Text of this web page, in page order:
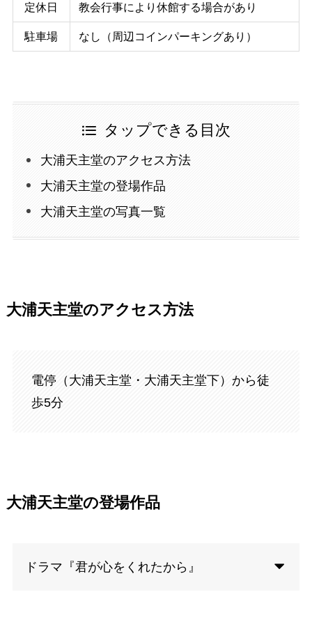
定休日 教会行事により休館する場合があり
駐車場 なし（周辺コインパーキングあり）
タップできる目次
大浦天主堂のアクセス方法
大浦天主堂の登場作品
大浦天主堂の写真一覧
大浦天主堂のアクセス方法
電停（大浦天主堂・大浦天主堂下）から徒
歩5分
大浦天主堂の登場作品
ドラマ『君が心をくれたから』